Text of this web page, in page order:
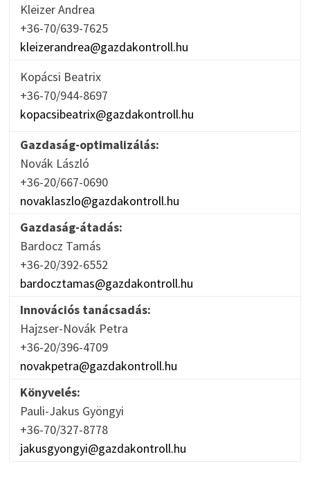
Kleizer Andrea
+36-70/639-7625
kleizerandrea@gazdakontroll.hu
Kopácsi Beatrix
+36-70/944-8697
kopacsibeatrix@gazdakontroll.hu
Gazdaság-optimalizálás:
Novák László
+36-20/667-0690
novaklaszlo@gazdakontroll.hu
Gazdaság-átadás:
Bardocz Tamás
+36-20/392-6552
bardocztamas@gazdakontroll.hu
Innovációs tanácsadás:
Hajzser-Novák Petra
+36-20/396-4709
novakpetra@gazdakontroll.hu
Könyvelés:
Pauli-Jakus Gyöngyi
+36-70/327-8778
jakusgyongyi@gazdakontroll.hu